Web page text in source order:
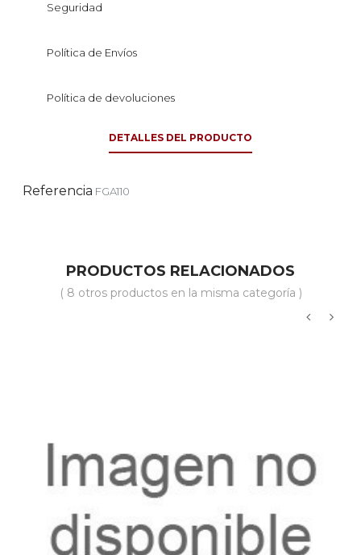
Seguridad
Política de Envíos
Política de devoluciones
DETALLES DEL PRODUCTO
Referencia FGA110
PRODUCTOS RELACIONADOS
( 8 otros productos en la misma categoría )